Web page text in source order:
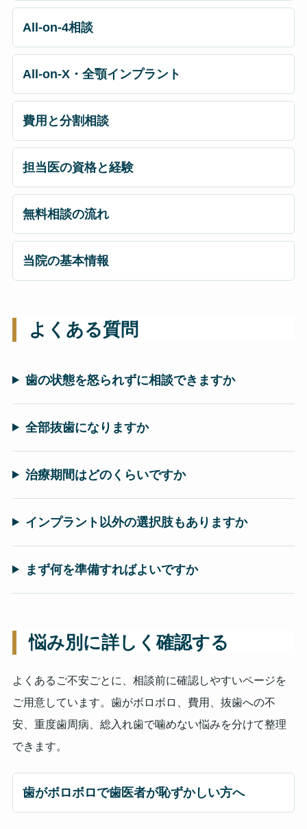
All-on-4相談
All-on-X・全顎インプラント
費用と分割相談
担当医の資格と経験
無料相談の流れ
当院の基本情報
よくある質問
歯の状態を怒られずに相談できますか
全部抜歯になりますか
治療期間はどのくらいですか
インプラント以外の選択肢もありますか
まず何を準備すればよいですか
悩み別に詳しく確認する
よくあるご不安ごとに、相談前に確認しやすいページを
ご用意しています。歯がボロボロ、費用、抜歯への不
安、重度歯周病、総入れ歯で噛めない悩みを分けて整理
できます。
歯がボロボロで歯医者が恥ずかしい方へ